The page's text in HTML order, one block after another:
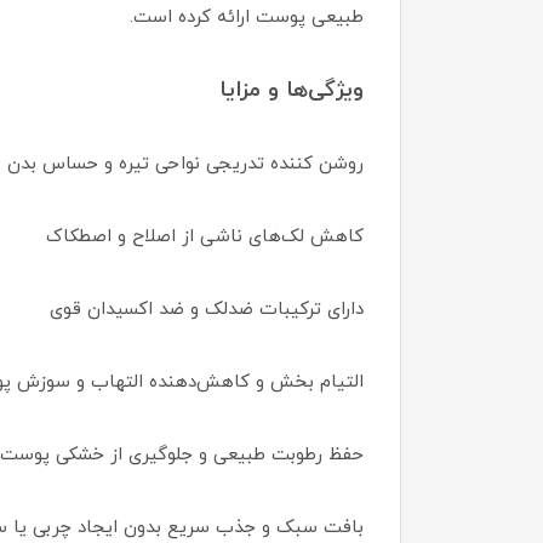
طبیعی پوست ارائه کرده است.
ویژگی‌ها و مزایا
روشن کننده تدریجی نواحی تیره و حساس بدن
کاهش لک‌های ناشی از اصلاح و اصطکاک
دارای ترکیبات ضدلک و ضد اکسیدان قوی
التیام بخش و کاهش‌دهنده التهاب و سوزش
حفظ رطوبت طبیعی و جلوگیری از خشکی پوست
بافت سبک و جذب سریع بدون ایجاد چربی یا